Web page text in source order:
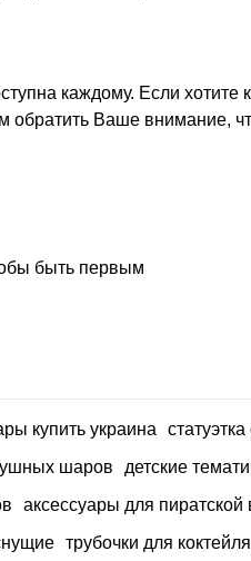
каждому. Если хотите
обратить Ваше внимание,
быть первым
купить украина
шаров детские
аксессуары для пиратской
трубочки для